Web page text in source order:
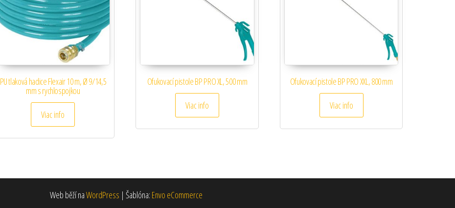
PU tlaková hadice Flexair 10 m, Ø 9/14,5
mm s rychlospojkou
Viac info
Ofukovací pistole BP PRO XL, 500 mm
Viac info
Ofukovací pistole BP PRO XXL, 800 mm
Viac info
Web běží naWordPress | Šablóna: Envo eCommerce